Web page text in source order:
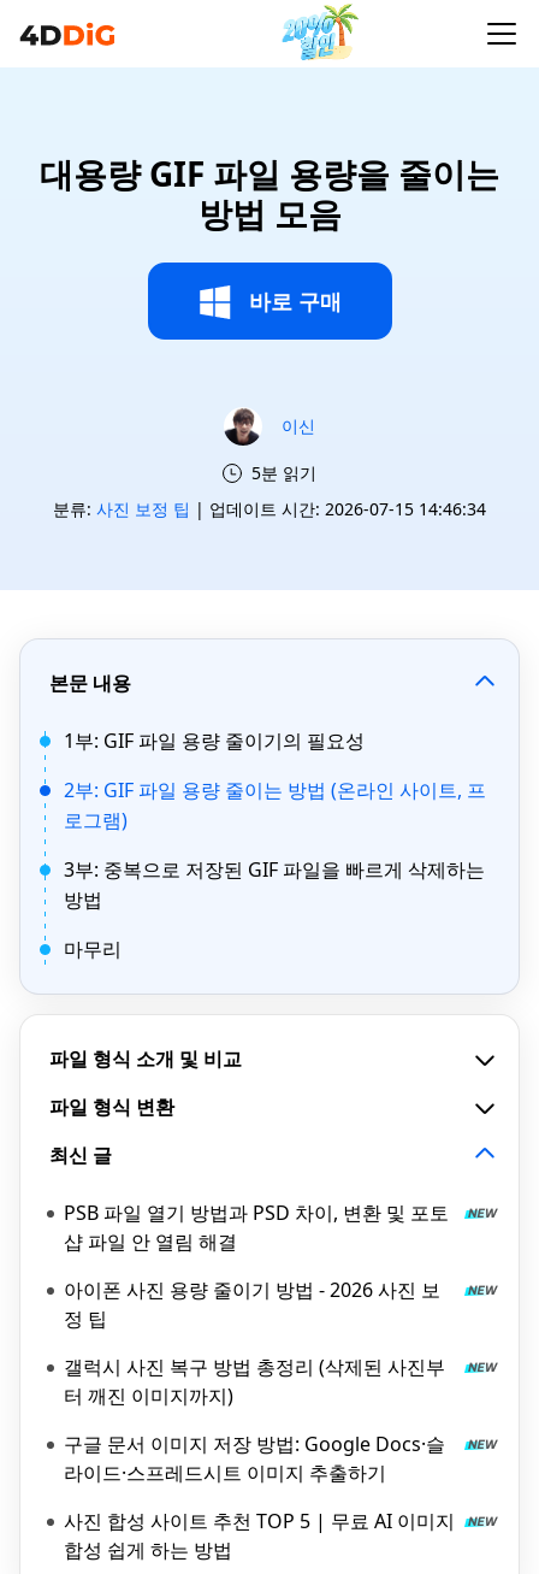
대용량 GIF 파일 용량을 줄이는
방법 모음
바로 구매
이신
5분 읽기
분류: 사진 보정 팁 | 업데이트 시간: 2026-07-15 14:46:34
본문 내용
1부: GIF 파일 용량 줄이기의 필요성
2부: GIF 파일 용량 줄이는 방법 (온라인 사이트, 프
로그램)
3부: 중복으로 저장된 GIF 파일을 빠르게 삭제하는
방법
마무리
파일 형식 소개 및 비교
파일 형식 변환
최신 글
PSB 파일 열기 방법과 PSD 차이, 변환 및 포토
샵 파일 안 열림 해결
아이폰 사진 용량 줄이기 방법 - 2026 사진 보
정 팁
갤럭시 사진 복구 방법 총정리 (삭제된 사진부
터 깨진 이미지까지)
구글 문서 이미지 저장 방법: Google Docs·슬
라이드·스프레드시트 이미지 추출하기
사진 합성 사이트 추천 TOP 5 | 무료 AI 이미지
합성 쉽게 하는 방법